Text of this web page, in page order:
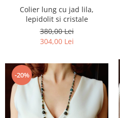
Colier lung cu jad lila,
lepidolit si cristale
380,00 Lei
304,00 Lei
-20%